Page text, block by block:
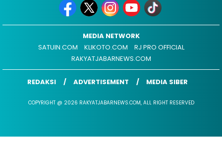
MEDIA NETWORK
SATUIN.COM
KLIKOTO.COM
RJ PRO OFFICIAL
RAKYATJABARNEWS.COM
REDAKSI ADVERTISEMENT MEDIA SIBER
COPYRIGHT @ 2026 RAKYATJABARNEWS.COM, ALL RIGHT RESERVED